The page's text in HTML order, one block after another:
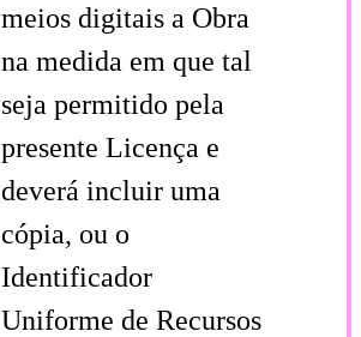
meios digitais a Obra
na medida em que tal
seja permitido pela
presente Licença e
deverá incluir uma
cópia, ou o
Identificador
Uniforme de Recursos